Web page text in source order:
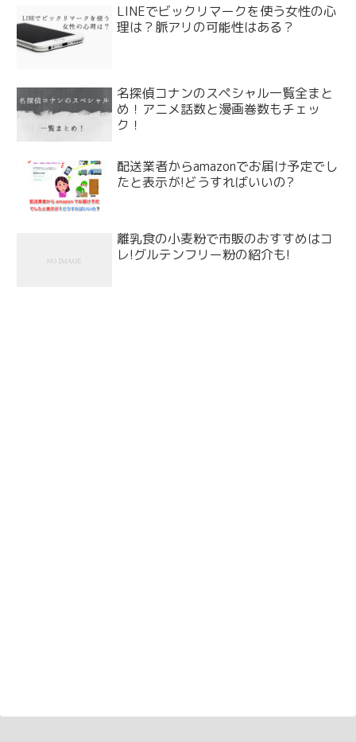
LINEでビックリマークを使う女性の心
理は？脈アリの可能性はある？
名探偵コナンのスペシャル一覧全まと
め！アニメ話数と漫画巻数もチェッ
ク！
配送業者からamazonでお届け予定でし
たと表示が!どうすればいいの?
離乳食の小麦粉で市販のおすすめはコ
レ!グルテンフリー粉の紹介も!